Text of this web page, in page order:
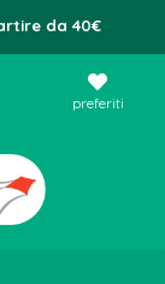
da 40€
preferiti